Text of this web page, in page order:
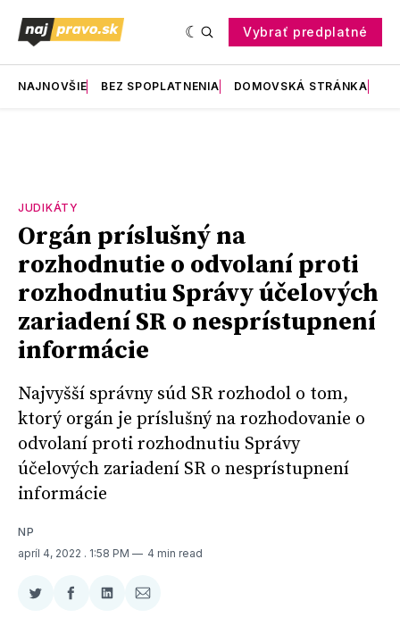
Vybrať predplatné
NAJNOVŠIE BEZ SPOPLATNENIA DOMOVSKÁ STRÁNKA
JUDIKÁTY
Orgán príslušný na
rozhodnutie o odvolaní proti
rozhodnutiu Správy účelových
zariadení SR o nesprístupnení
informácie
Najvyšší správny súd SR rozhodol o tom,
ktorý orgán je príslušný na rozhodovanie o
odvolaní proti rozhodnutiu Správy
účelových zariadení SR o nesprístupnení
informácie
NP
apríl 4, 2022 . 1:58 PM 4 min read
ZdieľaťZdieľaťZdieľaťZdieľať